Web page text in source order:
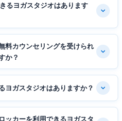
るヨガスタジオはあります
料カウンセリングを受けられ
か？
ヨガスタジオはありますか？
ッカーを利用できるヨガスタ